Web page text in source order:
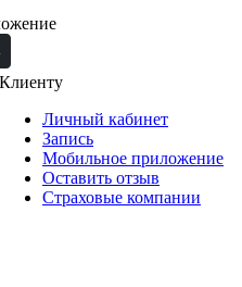
Клиенту
Личный кабинет
Запись
Мобильное приложение
Оставить отзыв
Страховые компании